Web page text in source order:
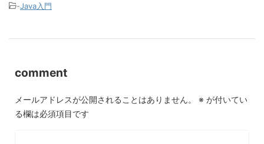
-Java入門
comment
メールアドレスが公開されることはありません。 ※ が付いてい
る欄は必須項目です